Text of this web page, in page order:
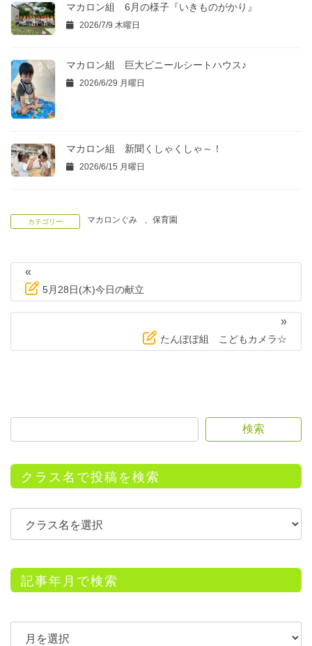
マカロン組 6月の様子『いきものがかり』
2026/7/9 木曜日
マカロン組 巨大ビニールシートハウス♪
2026/6/29 月曜日
マカロン組 新聞くしゃくしゃ～！
2026/6/15 月曜日
カテゴリー マカロンぐみ 、 保育園
«
5月28日(木)今日の献立
»
たんぽぽ組 こどもカメラ☆
検索
クラス名で投稿を検索
記事年月で検索